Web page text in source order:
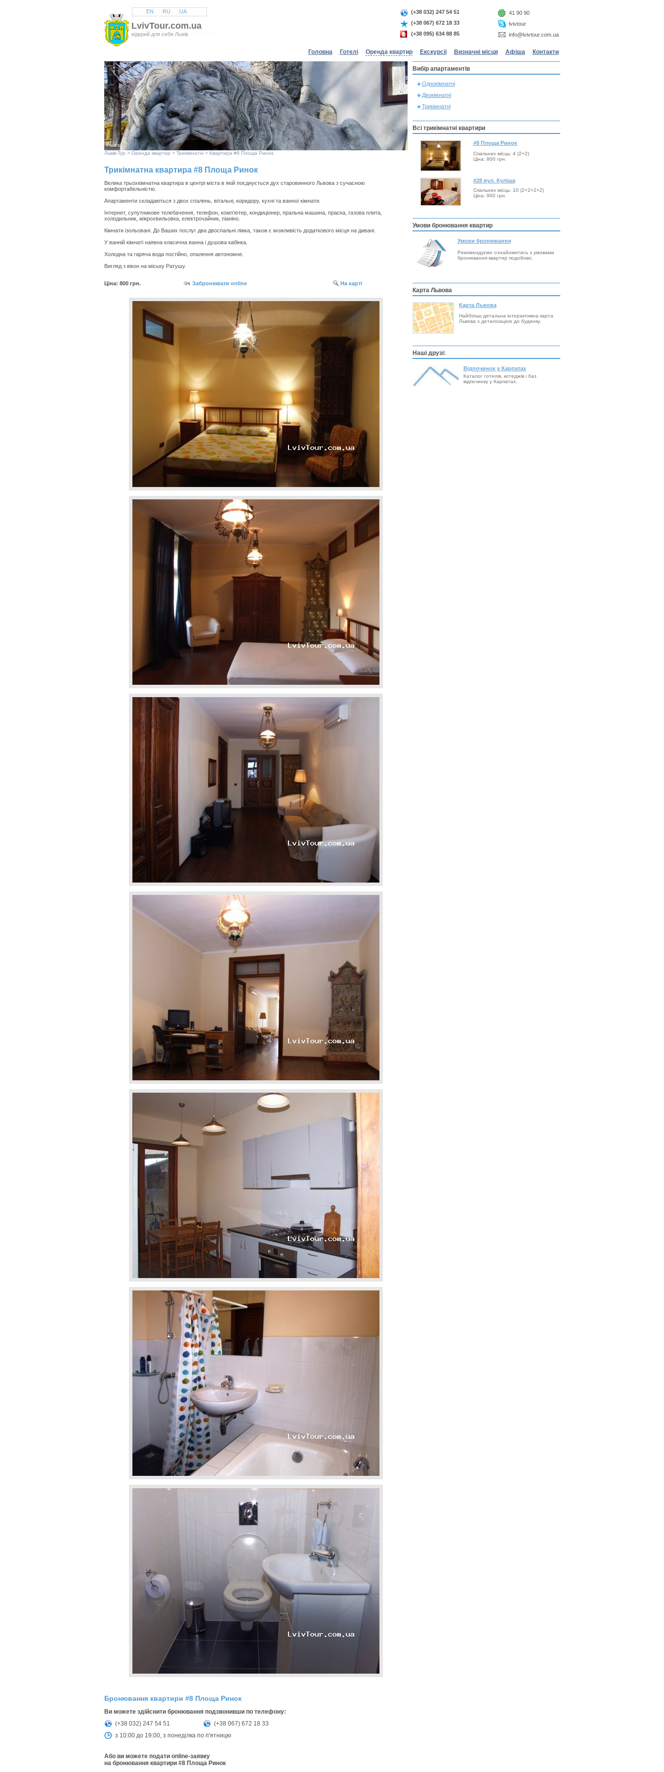
EN RU UA
LvivTour.com.ua
відкрий для себя Львів
(+38 032) 247 54 51
(+38 067) 672 18 33
(+38 095) 634 88 85
41 90 90
lvivtour
info@lvivtour.com.ua
Головна Готелі Оренда квартир Екскурсії Визначні місця Афіша Контакти
Львів-Тур > Оренда квартир > Трикімнатні> Квартира #8 Площа Ринок.
Трикімнатна квартира #8 Площа Ринок
Велика трьохкімнатна квартира в центрі міста в якій поєднується дух старовинного Львова з сучасною
комфортабельністю.
Апартаменти складаються з двох спалень, вітальні, коридору, кухні та ванної кімнати.
Інтернет, супутникове телебачення, телефон, комп’ютер, кондиціонер, пральна машина, праска, газова плита,
холодильник, мікрохвильовка, електрочайник, піаніно.
Кімнати ізольовані. До Ваших послуг два двоспальні ліжка, також є можливість додаткового місця на дивані.
У ванній кімнаті наявна класична ванна і душова кабінка.
Холодна та гаряча вода постійно, опалення автономне.
Вигляд з вікон на міську Ратушу.
Ціна: 800 грн. Забронювати online На карті
Бронювання квартири #8 Площа Ринок
Ви можете здійснити бронювання подзвонивши по телефону:
(+38 032) 247 54 51
(+38 067) 672 18 33
з 10:00 до 19:00, з понеділка по п'ятницю
Або ви можете подати online-заявку
на бронювання квартири #8 Площа Ринок
Вибір апартаментів
Однокімнатні
Двокімнатні
Трикімнатні
Всі трикімнатні квартири
#8 Площа Ринок
Спальних місць: 4 (2+2)
Ціна: 800 грн.
#28 вул. Куліша
Спальних місць: 10 (2+2+2+2)
Ціна: 900 грн.
Умови бронювання квартир
Умови бронювання
Рекомендуємо ознайомитись з умовами
бронювання квартир подобово.
Карта Львова
Карта Львова
Найбільш детальна інтерактивна карта
Львова з деталізацією до будинку.
Наші друзі:
Відпочинок у Карпатах
Каталог готелів, котеджів і баз
відпочинку у Карпатах.